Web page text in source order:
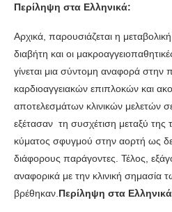
Περίληψη στα Ελληνικά:
Αρχικά, παρουσιάζεται η
διαβήτη και οι
γίνεται μια σύντομη αναφορά στην
καρδιοαγγειακών επιπλοκών και
αποτελεσμάτων κλινικών μελετών
εξέτασαν τη συσχέτιση μεταξύ της
κύματος σφυγμού στην αορτή ως
διάφορους παράγοντες. Τέλος,
αναφορικά με την κλινική σημασία
βρέθηκαν. Περίληψη στα